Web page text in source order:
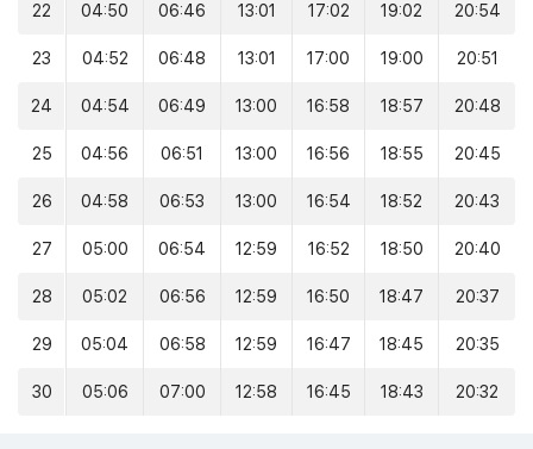
22 04:50 06:46 13:01 17:02 19:02 20:54
23 04:52 06:48 13:01 17:00 19:00 20:51
24 04:54 06:49 13:00 16:58 18:57 20:48
25 04:56 06:51 13:00 16:56 18:55 20:45
26 04:58 06:53 13:00 16:54 18:52 20:43
27 05:00 06:54 12:59 16:52 18:50 20:40
28 05:02 06:56 12:59 16:50 18:47 20:37
29 05:04 06:58 12:59 16:47 18:45 20:35
30 05:06 07:00 12:58 16:45 18:43 20:32